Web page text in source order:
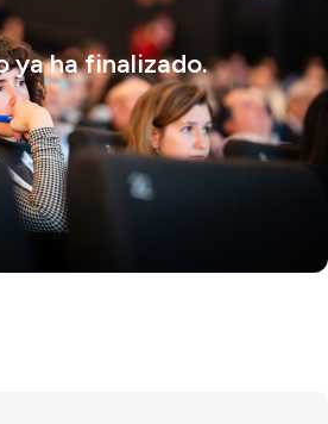
ya ha finalizado.